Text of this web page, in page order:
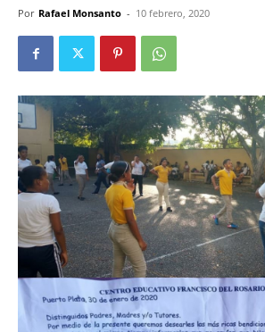
Por Rafael Monsanto - 10 febrero, 2020